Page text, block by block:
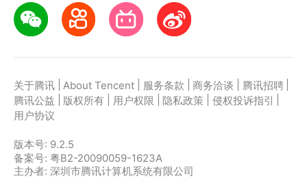
关于腾讯 About Tencent 服务条款 商务洽谈 腾讯招聘
腾讯公益
版权所有 用户权限 隐私政策 侵权投诉指引
用户协议
版本号: 9.2.5
备案号: 粤B2-20090059-1623A
主办者: 深圳市腾讯计算机系统有限公司